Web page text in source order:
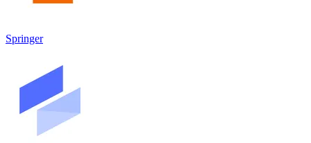
Springer